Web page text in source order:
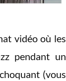
vidéo où les
pendant un
(vous